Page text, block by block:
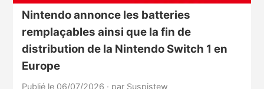
Nintendo annonce les batteries
remplaçables ainsi que la fin de
distribution de la Nintendo Switch 1 en
Europe
Publié le 06/07/2026 · par Suspistew